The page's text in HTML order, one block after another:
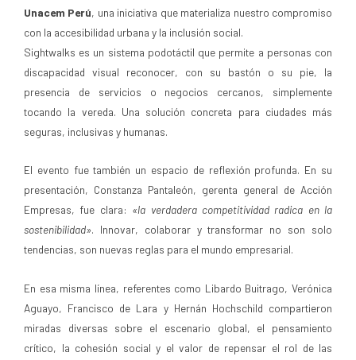
Unacem Perú, una iniciativa que materializa nuestro compromiso
con la accesibilidad urbana y la inclusión social.
Sightwalks es un sistema podotáctil que permite a personas con
discapacidad visual reconocer, con su bastón o su pie, la
presencia de servicios o negocios cercanos, simplemente
tocando la vereda. Una solución concreta para ciudades más
seguras, inclusivas y humanas.
El evento fue también un espacio de reflexión profunda. En su
presentación, Constanza Pantaleón, gerenta general de Acción
Empresas, fue clara: «la verdadera competitividad radica en la
sostenibilidad». Innovar, colaborar y transformar no son solo
tendencias, son nuevas reglas para el mundo empresarial.
En esa misma línea, referentes como Libardo Buitrago, Verónica
Aguayo, Francisco de Lara y Hernán Hochschild compartieron
miradas diversas sobre el escenario global, el pensamiento
crítico, la cohesión social y el valor de repensar el rol de las